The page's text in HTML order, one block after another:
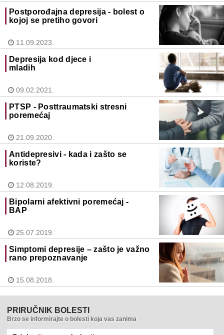
Postporođajna depresija - bolest o
kojoj se pretiho govori
11.09.2023.
Depresija kod djece i
mladih
09.02.2021.
PTSP - Posttraumatski stresni
poremećaj
21.09.2020.
Antidepresivi - kada i zašto se
koriste?
12.08.2019.
Bipolarni afektivni poremećaj -
BAP
25.07.2019.
Simptomi depresije – zašto je važno
rano prepoznavanje
15.08.2018.
PRIRUČNIK BOLESTI
Brzo se informirajte o bolesti koja vas zanima